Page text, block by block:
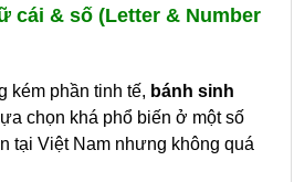
cái & số (Letter & Number
kém phần tinh tế, bánh sinh
chọn khá phổ biến ở một số
tại Việt Nam nhưng không quá